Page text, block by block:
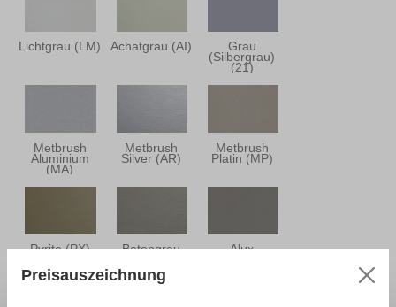
Lichtgrau (LM) Achatgrau (AI) Grau
(Silbergrau)
(21)
Metbrush
Aluminium
(MA)
Metbrush
Silver (AR)
Metbrush
Platin (MP)
Pyrite (PX) Betongrau Alux
Preisauszeichnung